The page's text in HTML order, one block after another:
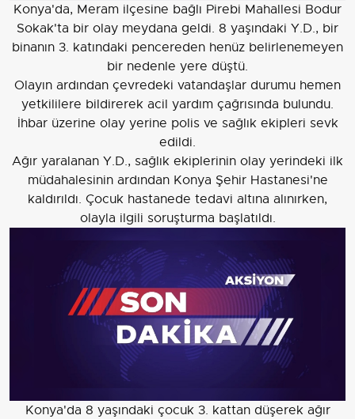
Konya'da, Meram ilçesine bağlı Pirebi Mahallesi Bodur
Sokak'ta bir olay meydana geldi. 8 yaşındaki Y.D., bir
binanın 3. katındaki pencereden henüz belirlenemeyen
bir nedenle yere düştü.
Olayın ardından çevredeki vatandaşlar durumu hemen
yetkililere bildirerek acil yardım çağrısında bulundu.
İhbar üzerine olay yerine polis ve sağlık ekipleri sevk
edildi.
Ağır yaralanan Y.D., sağlık ekiplerinin olay yerindeki ilk
müdahalesinin ardından Konya Şehir Hastanesi'ne
kaldırıldı. Çocuk hastanede tedavi altına alınırken,
olayla ilgili soruşturma başlatıldı.
Konya'da 8 yaşındaki çocuk 3. kattan düşerek ağır